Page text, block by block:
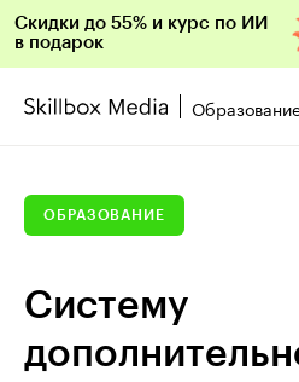
Скидки до 55% и курс по ИИ
в подарок
ОБРАЗОВАНИЕ
Систему